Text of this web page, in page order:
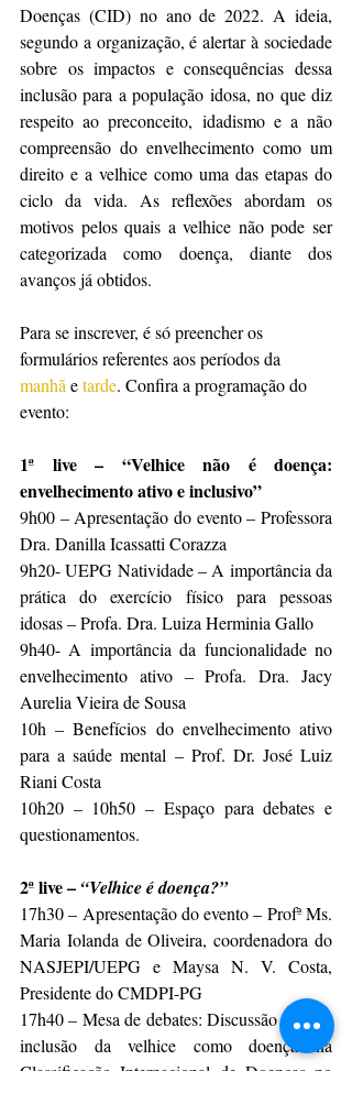
Doenças (CID) no ano de 2022. A ideia,
segundo a organização, é alertar à sociedade
sobre os impactos e consequências dessa
inclusão para a população idosa, no que diz
respeito ao preconceito, idadismo e a não
compreensão do envelhecimento como um
direito e a velhice como uma das etapas do
ciclo da vida. As reflexões abordam os
motivos pelos quais a velhice não pode ser
categorizada como doença, diante dos
avanços já obtidos.
Para se inscrever, é só preencher os
formulários referentes aos períodos da
manhã e tarde. Confira a programação do
evento:
1ª live – “Velhice não é doença:
envelhecimento ativo e inclusivo”
9h00 – Apresentação do evento – Professora
Dra. Danilla Icassatti Corazza
9h20- UEPG Natividade – A importância da
prática do exercício físico para pessoas
idosas – Profa. Dra. Luiza Herminia Gallo
9h40- A importância da funcionalidade no
envelhecimento ativo – Profa. Dra. Jacy
Aurelia Vieira de Sousa
10h – Benefícios do envelhecimento ativo
para a saúde mental – Prof. Dr. José Luiz
Riani Costa
10h20 – 10h50 – Espaço para debates e
questionamentos.
2ª live – “Velhice é doença?”
17h30 – Apresentação do evento – Profª Ms.
Maria Iolanda de Oliveira, coordenadora do
NASJEPI/UEPG e Maysa N. V. Costa,
Presidente do CMDPI-PG
17h40 – Mesa de debates: Discussão sobre a
inclusão da velhice como doença na
Classificação Internacional de Doenças no